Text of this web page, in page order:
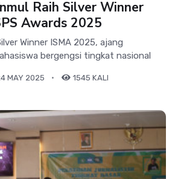
Raih Silver Winner
Awards 2025
Winner ISMA 2025, ajang
bergengsi tingkat nasional
MAY 2025 1545 KALI